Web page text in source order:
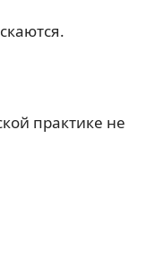
практике не